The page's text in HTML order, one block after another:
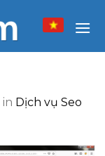
in Dịch vụ Seo